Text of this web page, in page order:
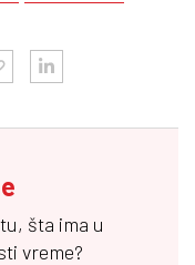
šta ima u
vreme?